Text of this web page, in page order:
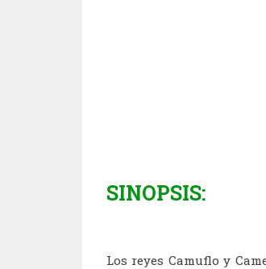
SINOPSIS:
Los reyes Camuflo y